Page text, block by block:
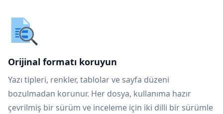
Orijinal formatı koruyun
Yazı tipleri, renkler, tablolar ve sayfa düzeni
bozulmadan korunur. Her dosya, kullanıma hazır
çevrilmiş bir sürüm ve inceleme için iki dilli bir sürümle